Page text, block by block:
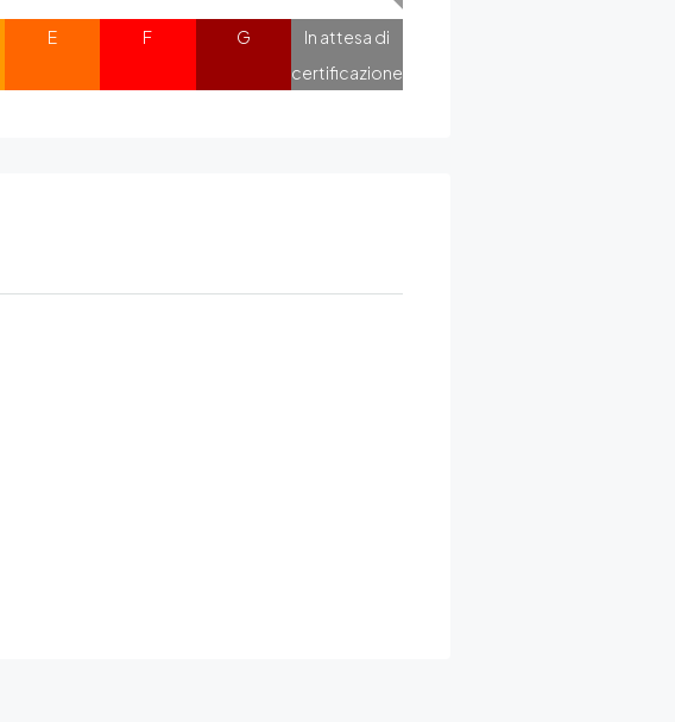
E F G
In attesa di
certificazione